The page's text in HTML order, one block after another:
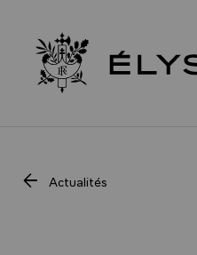
Retour à l’accueil Élysée
Actualités